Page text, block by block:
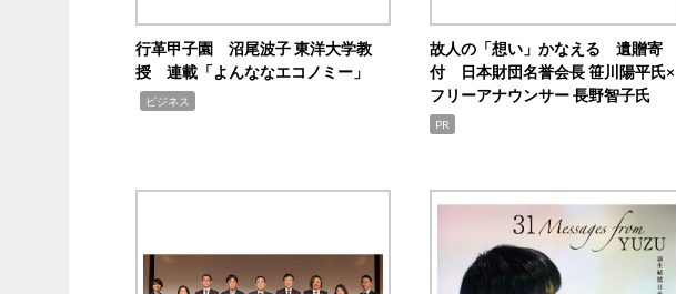
行革甲子園 沼尾波子 東洋大学教
授 連載「よんななエコノミー」
ビジネス
故人の「想い」かなえる 遺贈寄
付 日本財団名誉会長 笹川陽平氏×
フリーアナウンサー 長野智子氏
PR